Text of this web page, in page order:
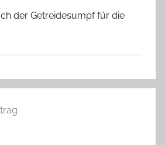
der Getreidesumpf für die